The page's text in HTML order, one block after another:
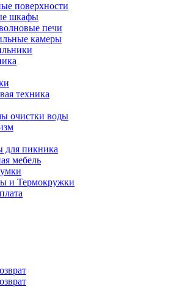
поверхности
шкафы
печи
камеры
техника
очистки воды
для пикника
мебель
и Термокружки